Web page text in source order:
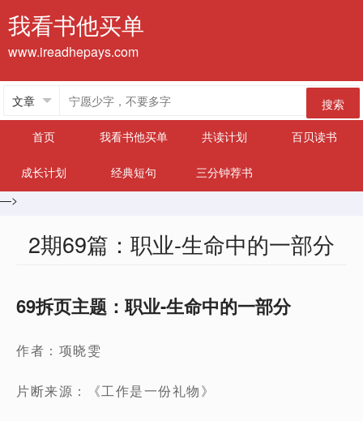
我看书他买单
www.ireadhepays.com
搜索
首页
我看书他买单 共读计划 百贝读书
成长计划 经典短句
三分钟荐书
—>
2期69篇：职业-生命中的一部分
69拆页主题：职业-生命中的一部分
作者：项晓雯
片断来源：《工作是一份礼物》